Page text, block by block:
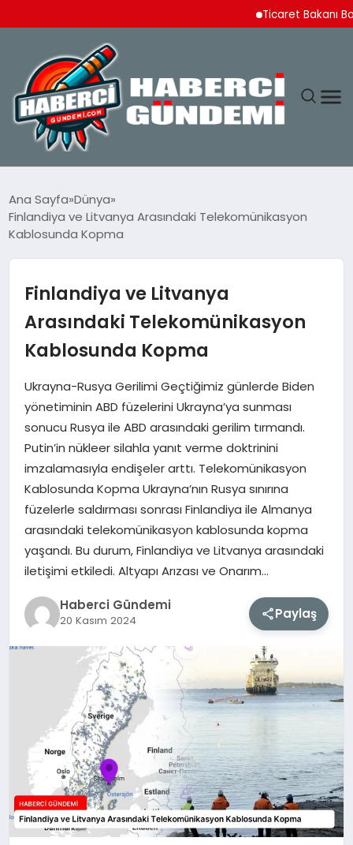
Ticaret Bakanı Bolat
YAŞAM
DÜNYA
MAGAZIN
EĞITIM
SAĞLIK
TEKNOLOJI
Ana Sayfa Dünya
Finlandiya ve Litvanya Arasındaki Telekomünikasyon
Kablosunda Kopma
Finlandiya ve Litvanya
Arasındaki Telekomünikasyon
Kablosunda Kopma
Ukrayna-Rusya Gerilimi Geçtiğimiz günlerde Biden
yönetiminin ABD füzelerini Ukrayna’ya sunması
sonucu Rusya ile ABD arasındaki gerilim tırmandı.
Putin’in nükleer silahla yanıt verme doktrinini
imzalamasıyla endişeler arttı. Telekomünikasyon
Kablosunda Kopma Ukrayna’nın Rusya sınırına
füzelerle saldırması sonrası Finlandiya ile Almanya
arasındaki telekomünikasyon kablosunda kopma
yaşandı. Bu durum, Finlandiya ve Litvanya arasındaki
iletişimi etkiledi. Altyapı Arızası ve Onarım…
Haberci Gündemi
20 Kasım 2024 Paylaş